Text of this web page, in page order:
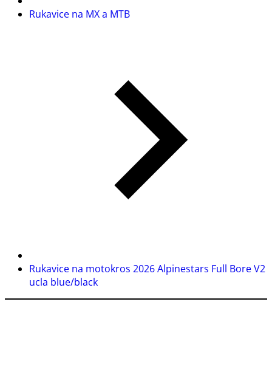
Rukavice na MX a MTB
Rukavice na motokros 2026 Alpinestars Full Bore V2
ucla blue/black